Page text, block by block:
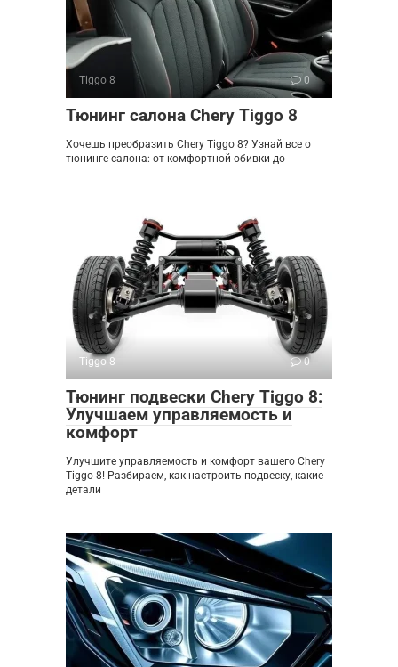
Tiggo 8 0
Тюнинг салона Chery Tiggo 8
Хочешь преобразить Chery Tiggo 8? Узнай все о
тюнинге салона: от комфортной обивки до
Tiggo 8 0
Тюнинг подвески Chery Tiggo 8:
Улучшаем управляемость и
комфорт
Улучшите управляемость и комфорт вашего Chery
Tiggo 8! Разбираем, как настроить подвеску, какие
детали